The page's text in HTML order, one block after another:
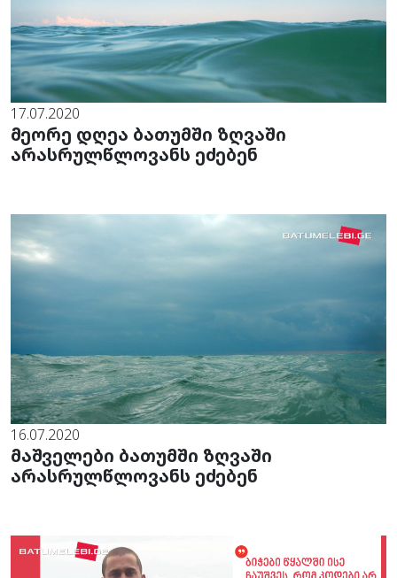
17.07.2020
მეორე დღეა ბათუმში ზღვაში
არასრულწლოვანს ეძებენ
16.07.2020
მაშველები ბათუმში ზღვაში
არასრულწლოვანს ეძებენ